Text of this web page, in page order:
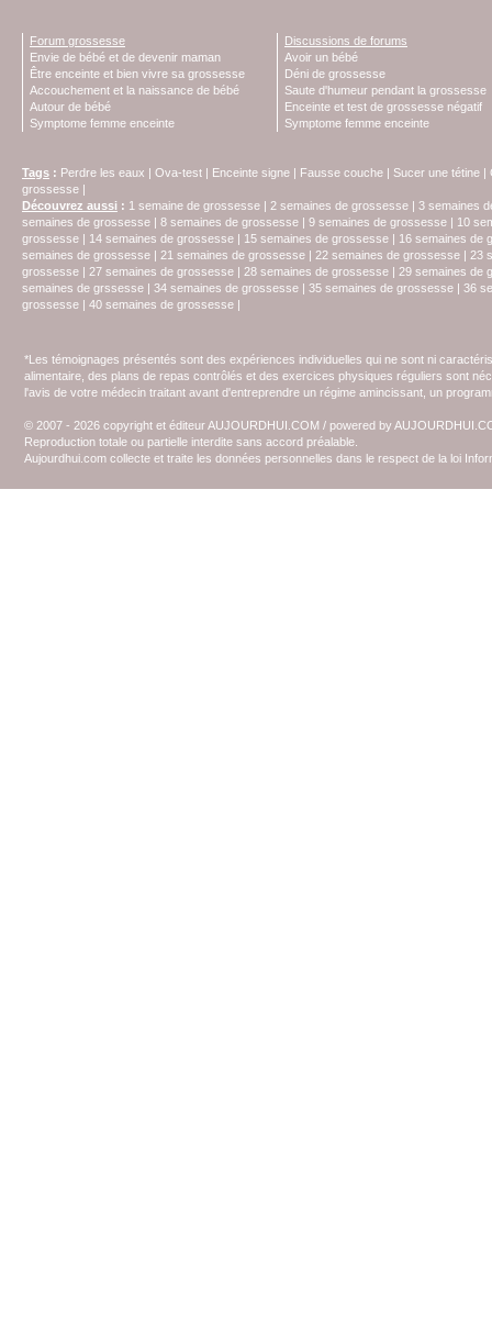
Forum grossesse
Envie de bébé et de devenir maman
Être enceinte et bien vivre sa grossesse
Accouchement et la naissance de bébé
Autour de bébé
Symptome femme enceinte
Discussions de forums
Avoir un bébé
Déni de grossesse
Saute d'humeur pendant la grossesse
Enceinte et test de grossesse négatif
Symptome femme enceinte
Tags : Perdre les eaux | Ova-test | Enceinte signe | Fausse couche | Sucer une tétine |
grossesse |
Découvrez aussi : 1 semaine de grossesse | 2 semaines de grossesse | 3 semaines
semaines de grossesse | 8 semaines de grossesse | 9 semaines de grossesse | 10
grossesse | 14 semaines de grossesse | 15 semaines de grossesse | 16 semaines de
semaines de grossesse | 21 semaines de grossesse | 22 semaines de grossesse | 23
grossesse | 27 semaines de grossesse | 28 semaines de grossesse | 29 semaines de
semaines de grssesse | 34 semaines de grossesse | 35 semaines de grossesse | 36
grossesse | 40 semaines de grossesse |
*Les témoignages présentés sont des expériences individuelles qui ne sont ni
alimentaire, des plans de repas contrôlés et des exercices physiques réguliers sont
l'avis de votre médecin traitant avant d'entreprendre un régime amincissant, un
© 2007 - 2026 copyright et éditeur AUJOURDHUI.COM / powered by
Reproduction totale ou partielle interdite sans accord préalable.
Aujourdhui.com collecte et traite les données personnelles dans le respect de la loi